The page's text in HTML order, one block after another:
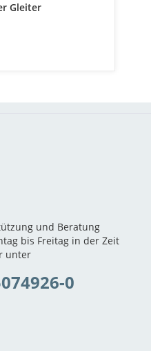
Gleiter
und Beratung
bis Freitag in der Zeit
unter
0